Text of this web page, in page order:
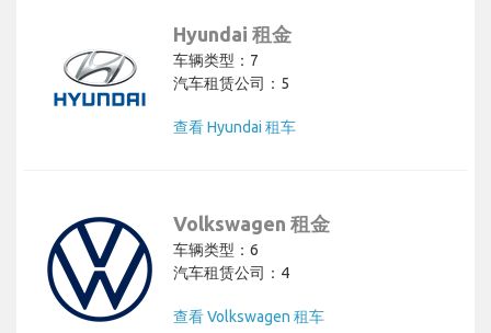
Hyundai 租金
车辆类型：7
汽车租赁公司：5
查看 Hyundai 租车
Volkswagen 租金
车辆类型：6
汽车租赁公司：4
查看 Volkswagen 租车